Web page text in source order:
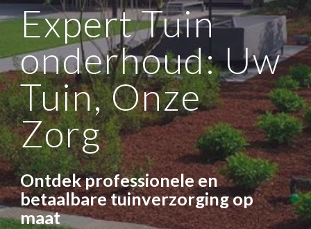
Expert Tuin
onderhoud: Uw
Tuin, Onze
Zorg
Ontdek professionele en
betaalbare tuinverzorging op
maat